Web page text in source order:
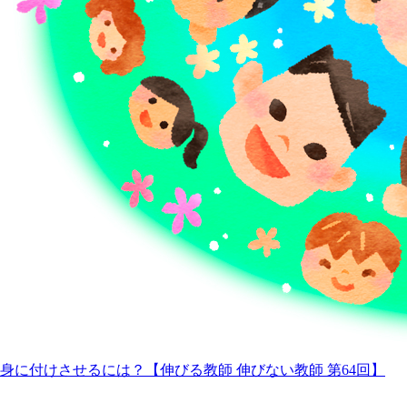
身に付けさせるには？【伸びる教師 伸びない教師 第64回】